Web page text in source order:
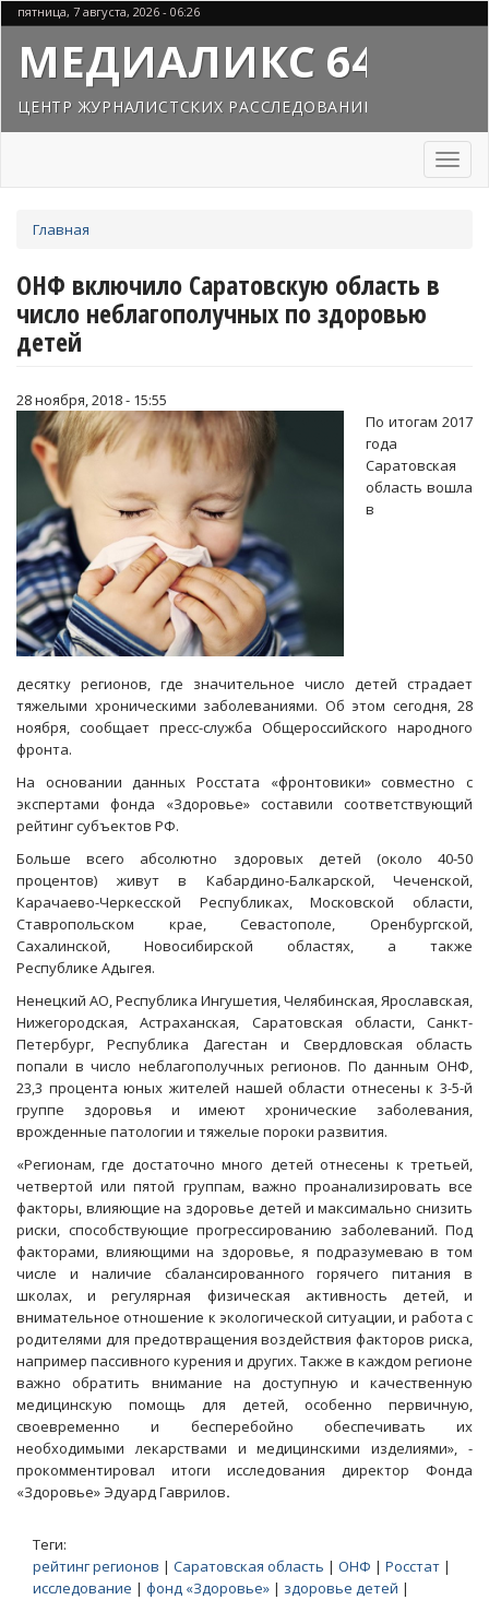
Перейти
к
основному
содержанию
пятница, 7 августа, 2026 - 06:26
МЕДИАЛИКС 64
ЦЕНТР ЖУРНАЛИСТСКИХ РАССЛЕДОВАНИЙ
Toggle
здесь
Главная
ОНФ включило Саратовскую область в
число неблагополучных по здоровью
детей
28 ноября, 2018 - 15:55
По итогам 2017
года
Саратовская
область вошла
в
десятку регионов, где значительное число детей страдает
тяжелыми хроническими заболеваниями. Об этом сегодня, 28
ноября, сообщает пресс-служба Общероссийского народного
фронта.
На основании данных Росстата «фронтовики» совместно с
экспертами фонда «Здоровье» составили соответствующий
рейтинг субъектов РФ.
Больше всего абсолютно здоровых детей (около 40-50
процентов) живут в Кабардино-Балкарской, Чеченской,
Карачаево-Черкесской Республиках, Московской области,
Ставропольском крае, Севастополе, Оренбургской,
Сахалинской, Новосибирской областях, а также
Республике Адыгея.
Ненецкий АО, Республика Ингушетия, Челябинская, Ярославская,
Нижегородская, Астраханская, Саратовская области, Санкт-
Петербург, Республика Дагестан и Свердловская область
попали в число неблагополучных регионов. По данным ОНФ,
23,3 процента юных жителей нашей области отнесены к 3-5-й
группе здоровья и имеют хронические заболевания,
врожденные патологии и тяжелые пороки развития.
«Регионам, где достаточно много детей отнесены к третьей,
четвертой или пятой группам, важно проанализировать все
факторы, влияющие на здоровье детей и максимально снизить
риски, способствующие прогрессированию заболеваний. Под
факторами, влияющими на здоровье, я подразумеваю в том
числе и наличие сбалансированного горячего питания в
школах, и регулярная физическая активность детей, и
внимательное отношение к экологической ситуации, и работа с
родителями для предотвращения воздействия факторов риска,
например пассивного курения и других. Также в каждом регионе
важно обратить внимание на доступную и качественную
медицинскую помощь для детей, особенно первичную,
своевременно и бесперебойно обеспечивать их
необходимыми лекарствами и медицинскими изделиями», -
прокомментировал итоги исследования директор Фонда
«Здоровье» Эдуард Гаврилов.
Теги:
рейтинг регионов | Саратовская область | ОНФ | Росстат |
исследование | фонд «Здоровье» | здоровье детей |